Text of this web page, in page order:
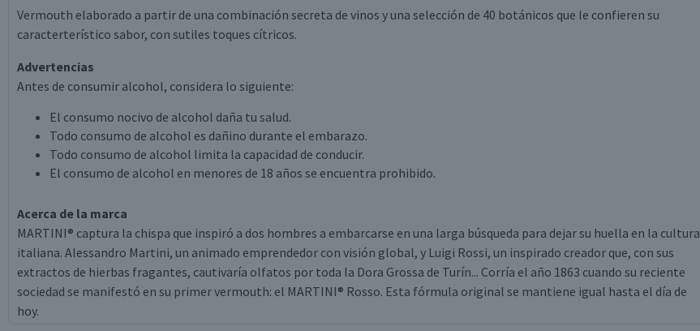
Vermouth elaborado a partir de una combinación secreta de vinos y una selección de 40 botánicos que le confieren su
caracterterístico sabor, con sutiles toques cítricos.
Advertencias
Antes de consumir alcohol, considera lo siguiente:
El consumo nocivo de alcohol daña tu salud.
Todo consumo de alcohol es dañino durante el embarazo.
Todo consumo de alcohol limita la capacidad de conducir.
El consumo de alcohol en menores de 18 años se encuentra prohibido.
Acerca de la marca
MARTINI® captura la chispa que inspiró a dos hombres a embarcarse en una larga búsqueda para dejar su huella en la cultura
italiana. Alessandro Martini, un animado emprendedor con visión global, y Luigi Rossi, un inspirado creador que, con sus
extractos de hierbas fragantes, cautivaría olfatos por toda la Dora Grossa de Turín... Corría el año 1863 cuando su reciente
sociedad se manifestó en su primer vermouth: el MARTINI® Rosso. Esta fórmula original se mantiene igual hasta el día de
hoy.